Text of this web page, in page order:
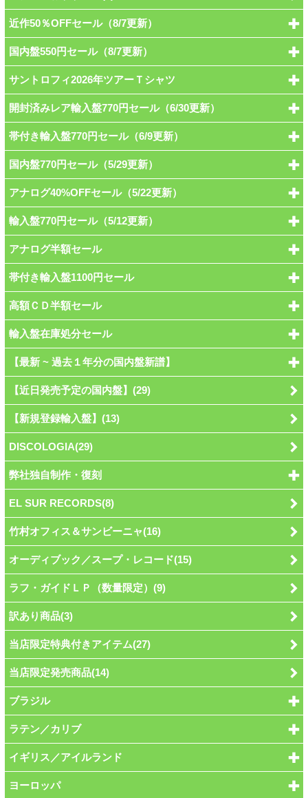
近作50％OFFセール（8/7更新）
国内盤550円セール（8/7更新）
サントロフィ2026年ツアーＴシャツ
開封済みレア輸入盤770円セール（6/30更新）
帯付き輸入盤770円セール（6/9更新）
国内盤770円セール（5/29更新）
アナログ40%OFFセール（5/22更新）
輸入盤770円セール（5/12更新）
アナログ半額セール
帯付き輸入盤1100円セール
高額ＣＤ半額セール
輸入盤在庫処分セール
【最新 ~ 過去１年分の国内盤新譜】
【近日発売予定の国内盤】(29)
【新規登録輸入盤】(13)
DISCOLOGIA(29)
弊社独自制作・復刻
EL SUR RECORDS(8)
竹村オフィス＆サンビーニャ(16)
オーディブック／スープ・レコード(15)
ラフ・ガイドＬＰ（数量限定）(9)
訳あり商品(3)
当店限定特典付きアイテム(27)
当店限定発売商品(14)
ブラジル
ラテン／カリブ
イギリス／アイルランド
ヨーロッパ